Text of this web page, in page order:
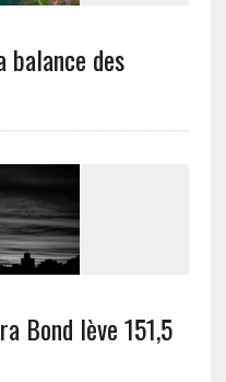
balance des
Bond lève 151,5